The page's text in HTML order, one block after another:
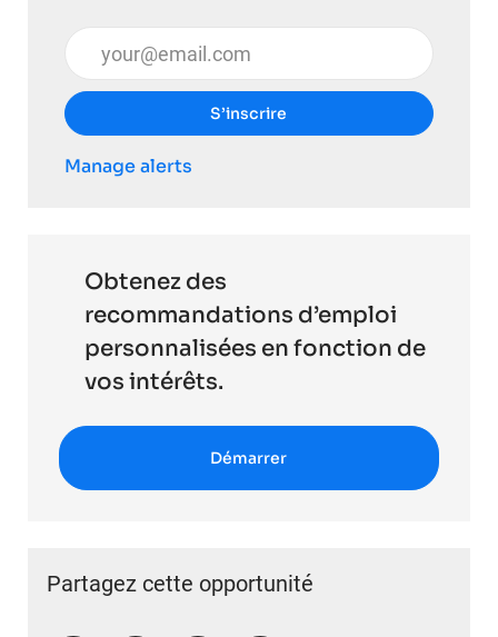
Entrez l’adresse e-mail (obligatoire)
S’inscrire
Manage alerts
Obtenez des
recommandations d’emploi
personnalisées en fonction de
vos intérêts.
Démarrer
Partagez cette opportunité